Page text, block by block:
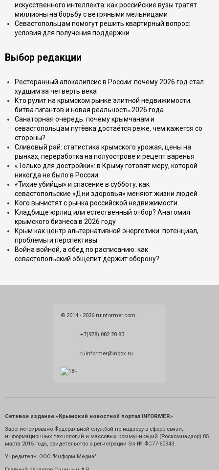
искусственного интеллекта: как российские вузы тратят
миллионы на борьбу с ветряными мельницами
Севастопольцам помогут решить квартирный вопрос:
условия для получения поддержки
Выбор редакции
Ресторанный апокалипсис в России: почему 2026 год стал
худшим за четверть века
Кто рулит на крымском рынке элитной недвижимости:
битва гигантов и новая реальность 2026 года
Санаторная очередь: почему крымчанам и
севастопольцам путёвка достаётся реже, чем кажется со
стороны?
Сливовый рай: статистика крымского урожая, цены на
рынках, переработка на полуострове и рецепт варенья
«Только для достройки»: в Крыму готовят меру, которой
никогда не было в России
«Тихие убийцы» и спасение в субботу: как
севастопольские «Дни здоровья» меняют жизни людей
Кого вычистят с рынка российской недвижимости
Кладбище юрлиц или естественный отбор? Анатомия
крымского бизнеса в 2026 году
Крым как центр альтернативной энергетики: потенциал,
проблемы и перспективы
Война войной, а обед по расписанию: как
севастопольский общепит держит оборону?
© 2014 - 2026 ruinformer.com
+7(978) 082 28 83
ruinformer@inbox.ru
Сетевое издание «Крымский новостной портал INFORMER»
Зарегистрировано Федеральной службой по надзору в сфере связи,
информационных технологий и массовых коммуникаций (Роскомнадзор) 05
марта 2015 года, свидетельство о регистрации Эл № ФС77-60943.
Учредитель: ООО "Информ Медиа"